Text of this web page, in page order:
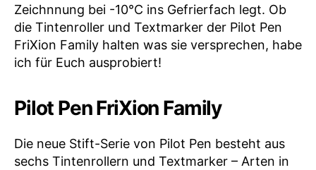
Zeichnnung bei -10°C ins Gefrierfach legt. Ob
die Tintenroller und Textmarker der Pilot Pen
FriXion Family halten was sie versprechen, habe
ich für Euch ausprobiert!
Pilot Pen FriXion Family
Die neue Stift-Serie von Pilot Pen besteht aus
sechs Tintenrollern und Textmarker – Arten in